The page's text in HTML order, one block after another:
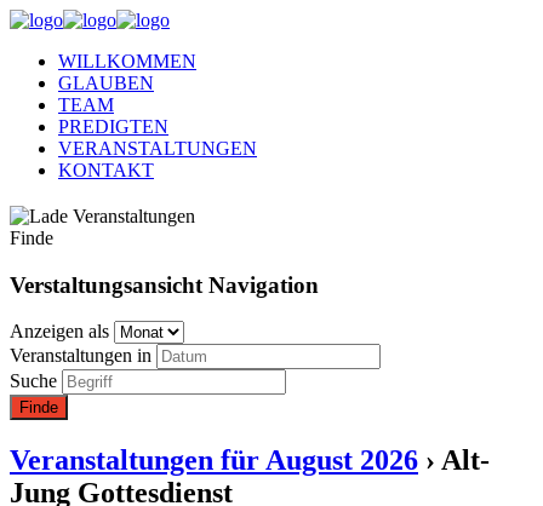
WILLKOMMEN
GLAUBEN
TEAM
PREDIGTEN
VERANSTALTUNGEN
KONTAKT
Finde
Verstaltungsansicht Navigation
Anzeigen als
Veranstaltungen in
Suche
Veranstaltungen für August 2026 › Alt-
Jung Gottesdienst